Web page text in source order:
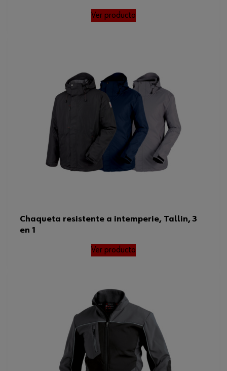
Ver producto
Chaqueta resistente a intemperie, Tallin, 3
en 1
Ver producto